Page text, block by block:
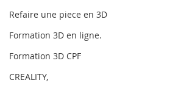
Refaire une piece en 3D
Formation 3D en ligne.
Formation 3D CPF
CREALITY,